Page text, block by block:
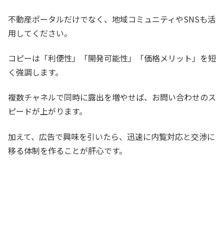
不動産ポータルだけでなく、地域コミュニティやSNSも活
用してください。
コピーは「利便性」「開発可能性」「価格メリット」を短
く強調します。
複数チャネルで同時に露出を増やせば、お問い合わせのス
ピードが上がります。
加えて、広告で興味を引いたら、迅速に内覧対応と交渉に
移る体制を作ることが肝心です。